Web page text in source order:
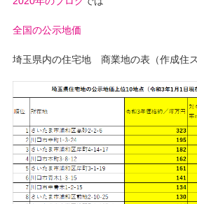
全国の公示地価
埼玉県内の住宅地 商業地の表（作成住ス